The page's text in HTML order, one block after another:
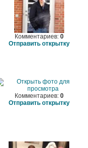
Комментариев: 0
Отправить открытку
Комментариев: 0
Отправить открытку